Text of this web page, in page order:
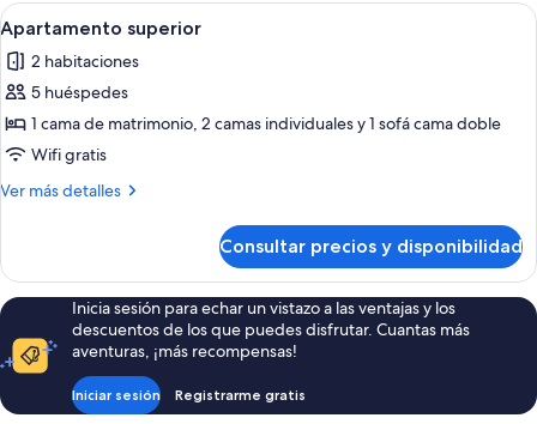
Abrir
todas
las
fotos
de
Apartamento
superior
Un balcón con dos sillas de madera
3
Apartamento superior
2 habitaciones
5 huéspedes
1 cama de matrimonio, 2 camas individuales y 1 sofá cama doble
Wifi gratis
Ver más detalles
Más
superior
Consultar precios y disponibilidad
Inicia sesión para echar un vistazo a las ventajas y los
descuentos de los que puedes disfrutar. Cuantas más
aventuras, ¡más recompensas!
Iniciar sesión Registrarme gratis